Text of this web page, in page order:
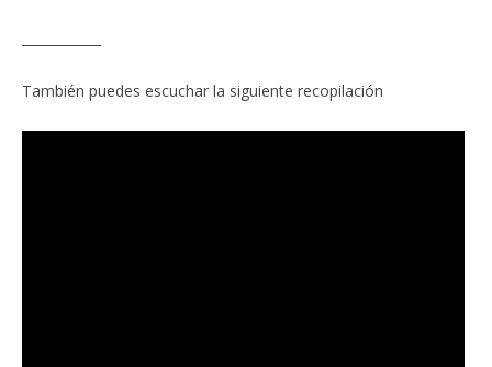
También puedes escuchar la siguiente recopilación